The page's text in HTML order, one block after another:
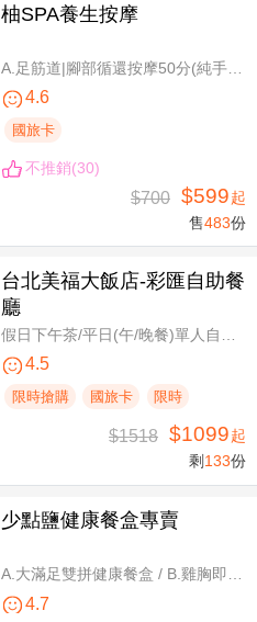
柚SPA養生按摩
4.6
國旅卡
不推銷(30)
$700 $599起
售483份
台北美福大飯店-彩匯自助餐
廳
4.5
限時搶購 國旅卡 限時
$1518 $1099起
剩 133份
少點鹽健康餐盒專賣
A.大滿足雙拼健康餐盒 / B.雞胸即食包三入 / C.雞胸即食包超值組六入
4.7